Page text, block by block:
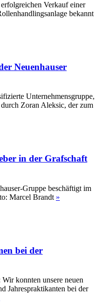
Verkauf einer
bekannt
Neuenhauser
Unternehmensgruppe,
Zoran Aleksic, der zum
in der Grafschaft
Gruppe beschäftigt im
Marcel Brandt »
bei der
konnten unsere neuen
Jahrespraktikanten bei der